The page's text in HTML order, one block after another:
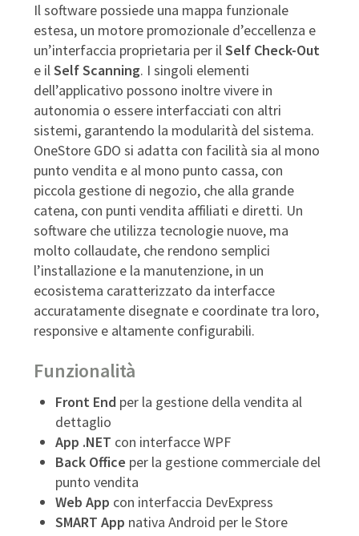
Il software possiede una mappa funzionale
estesa, un motore promozionale d’eccellenza e
un’interfaccia proprietaria per ilSelf Check-Out
e ilSelf Scanning. I singoli elementi
dell’applicativo possono inoltre vivere in
autonomia o essere interfacciati con altri
sistemi, garantendo la modularità del sistema.
OneStore GDO si adatta con facilità sia al mono
punto vendita e al mono punto cassa, con
piccola gestione di negozio, che alla grande
catena, con punti vendita affiliati e diretti. Un
software che utilizza tecnologie nuove, ma
molto collaudate, che rendono semplici
l’installazione e la manutenzione, in un
ecosistema caratterizzato da interfacce
accuratamente disegnate e coordinate tra loro,
responsive e altamente configurabili.
Funzionalità
Front End per la gestione della vendita al
dettaglio
App .NET con interfacce WPF
Back Office per la gestione commerciale del
punto vendita
Web App con interfaccia DevExpress
SMART App nativa Android per le Store